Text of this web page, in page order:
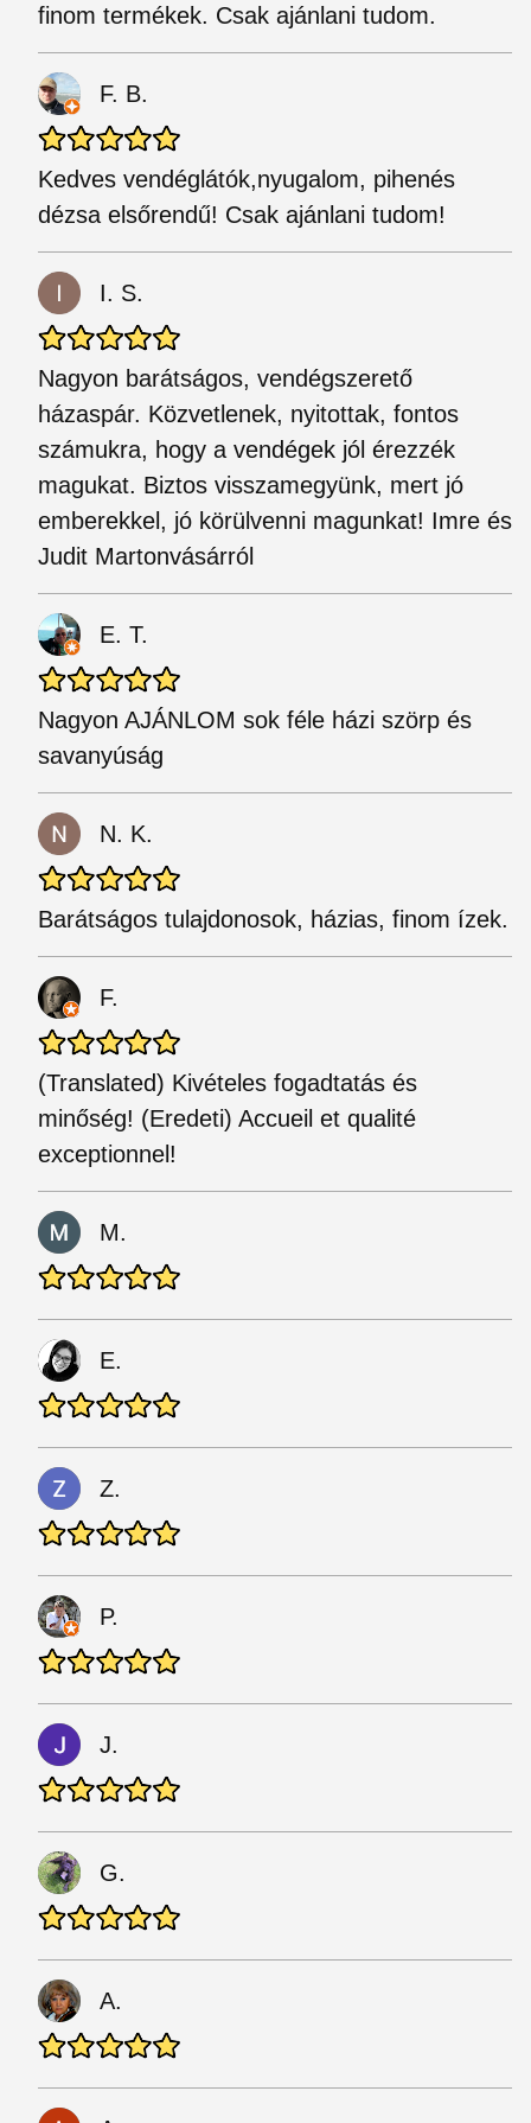
finom termékek. Csak ajánlani tudom.
F. B.
Kedves vendéglátók,nyugalom, pihenés
dézsa elsőrendű! Csak ajánlani tudom!
I. S.
Nagyon barátságos, vendégszerető
házaspár. Közvetlenek, nyitottak, fontos
számukra, hogy a vendégek jól érezzék
magukat. Biztos visszamegyünk, mert jó
emberekkel, jó körülvenni magunkat! Imre és
Judit Martonvásárról
E. T.
Nagyon AJÁNLOM sok féle házi szörp és
savanyúság
N. K.
Barátságos tulajdonosok, házias, finom ízek.
F.
(Translated) Kivételes fogadtatás és
minőség! (Eredeti) Accueil et qualité
exceptionnel!
M.
E.
Z.
P.
J.
G.
A.